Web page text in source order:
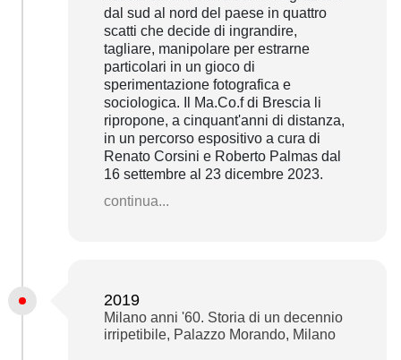
dal sud al nord del paese in quattro
scatti che decide di ingrandire,
tagliare, manipolare per estrarne
particolari in un gioco di
sperimentazione fotografica e
sociologica. Il Ma.Co.f di Brescia li
ripropone, a cinquant'anni di distanza,
in un percorso espositivo a cura di
Renato Corsini e Roberto Palmas dal
16 settembre al 23 dicembre 2023.
continua...
2019
Milano anni '60. Storia di un decennio
irripetibile, Palazzo Morando, Milano